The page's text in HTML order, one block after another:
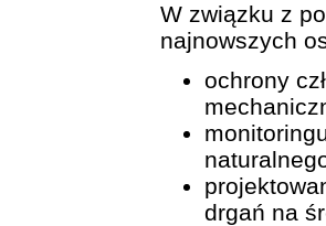
W związku z
najnowszych
ochrony
drgań na